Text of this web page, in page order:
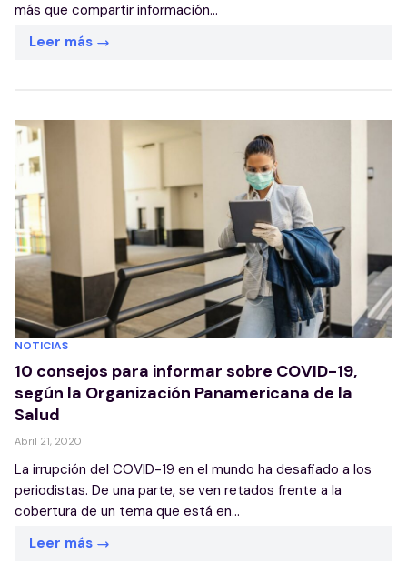
más que compartir información...
Leer más
NOTICIAS
10 consejos para informar sobre COVID-19,
según la Organización Panamericana de la
Salud
Abril 21, 2020
La irrupción del COVID-19 en el mundo ha desafiado a los
periodistas. De una parte, se ven retados frente a la
cobertura de un tema que está en...
Leer más